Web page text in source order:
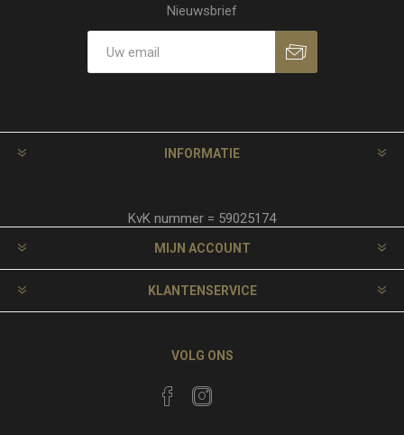
Nieuwsbrief
INFORMATIE
KvK nummer = 59025174
MIJN ACCOUNT
KLANTENSERVICE
VOLG ONS